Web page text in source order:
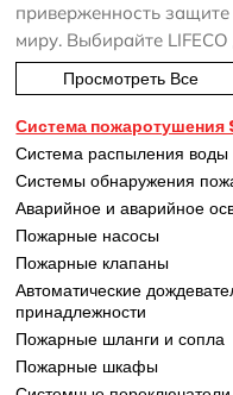
приверженность
миру. Выбирайте
Просмотреть Все
Система пожаротушения
Система распыления воды
Системы обнаружения
Аварийное и аварийное
Пожарные насосы
Пожарные клапаны
Автоматические
принадлежности
Пожарные шланги и сопла
Пожарные шкафы